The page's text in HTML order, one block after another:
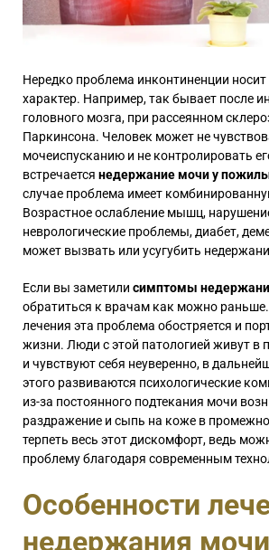
Нередко проблема инконтиненции
характер. Например, так бывает после
головного мозга, при рассеянном
Паркинсона. Человек может не
мочеиспусканию и не контролировать
встречается недержание мочи у
случае проблема имеет
Возрастное ослабление мышц,
неврологические проблемы, диабет,
может вызвать или усугубить
Если вы заметили симптомы
обратиться к врачам как можно
лечения эта проблема обостряется и
жизни. Люди с этой патологией живут в
и чувствуют себя неуверенно, в
этого развиваются психологические
из-за постоянного подтекания мочи
раздражение и сыпь на коже в
терпеть весь этот дискомфорт, ведь
проблему благодаря современным
Особенности
недержания мочи